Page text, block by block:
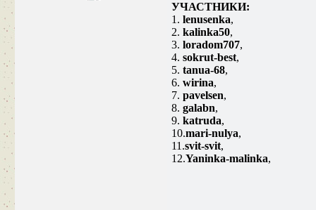
УЧАСТНИКИ:
1. lenusenka,
2. kalinka50,
3. loradom707,
4. sokrut-best,
5. tanua-68,
6. wirina,
7. pavelsen,
8. galabn,
9. katruda,
10.mari-nulya,
11.svit-svit,
12.Yaninka-malinka,